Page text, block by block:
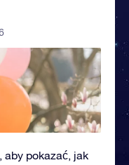
aby pokazać, jak